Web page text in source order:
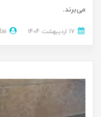
می‌برند.